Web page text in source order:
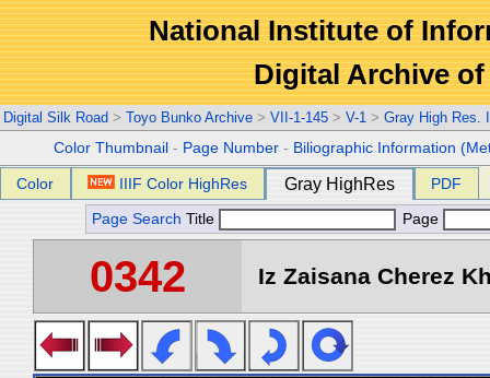
National Institute of
Digital Archive
Digital Silk Road > Toyo Bunko Archive > VII-1-145 > V-1 > Gray High Res.
Color Thumbnail - Page Number - Biliographic Information
Color IIIF Color HighRes Gray HighRes PDF
Page Search Title Page
0342 Iz Zaisana Cherez